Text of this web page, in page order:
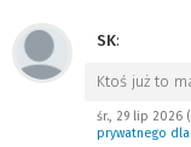
SK:
Ktoś już to
śr., 29 lip 2026
prywatnego